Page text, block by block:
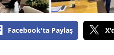
Facebook'ta Paylaş